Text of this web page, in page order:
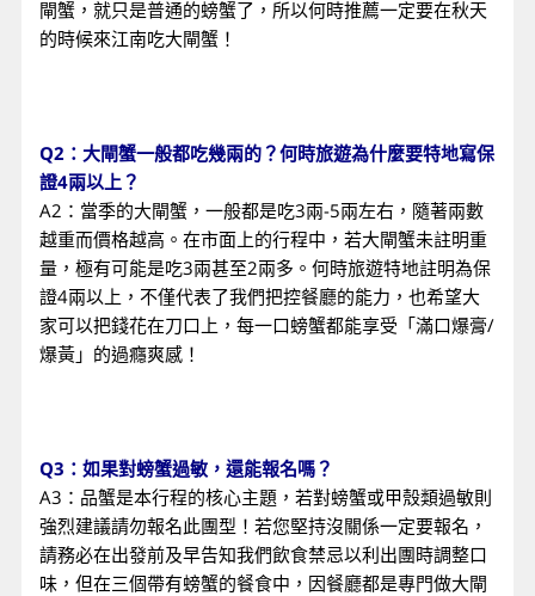
閘蟹，就只是普通的螃蟹了，所以何時推薦一定要在秋天
的時候來江南吃大閘蟹！
Q2：大閘蟹一般都吃幾兩的？何時旅遊為什麼要特地寫保
證4兩以上？
A2：當季的大閘蟹，一般都是吃3兩-5兩左右，隨著兩數
越重而價格越高。在市面上的行程中，若大閘蟹未註明重
量，極有可能是吃3兩甚至2兩多。何時旅遊特地註明為保
證4兩以上，不僅代表了我們把控餐廳的能力，也希望大
家可以把錢花在刀口上，每一口螃蟹都能享受「滿口爆膏/
爆黃」的過癮爽感！
Q3：如果對螃蟹過敏，還能報名嗎？
A3：品蟹是本行程的核心主題，若對螃蟹或甲殼類過敏則
強烈建議請勿報名此團型！若您堅持沒關係一定要報名，
請務必在出發前及早告知我們飲食禁忌以利出團時調整口
味，但在三個帶有螃蟹的餐食中，因餐廳都是專門做大閘